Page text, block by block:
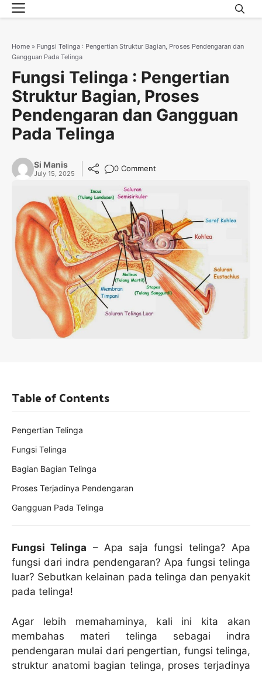
Skip
to
Menu
Home » Fungsi Telinga : Pengertian Struktur Bagian, Proses Pendengaran dan
Gangguan Pada Telinga
Fungsi Telinga : Pengertian
Struktur Bagian, Proses
Pendengaran dan Gangguan
Pada Telinga
Si Manis
July 15, 2025
0 Comment
Fungsi Telinga – Apa saja fungsi telinga? Apa
fungsi dari indra pendengaran? Apa fungsi telinga
luar? Sebutkan kelainan pada telinga dan penyakit
pada telinga!
Agar lebih memahaminya, kali ini kita akan
membahas materi telinga sebagai indra
pendengaran mulai dari pengertian, fungsi telinga,
struktur anatomi bagian telinga, proses terjadinya
Table of Contents
Pengertian Telinga
Fungsi Telinga
Bagian Bagian Telinga
Proses Terjadinya Pendengaran
Gangguan Pada Telinga